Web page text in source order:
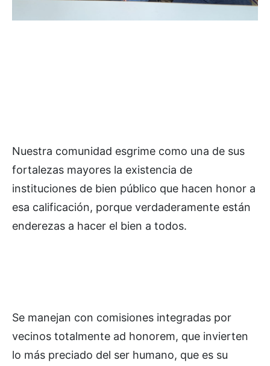
Nuestra comunidad esgrime como una de sus
fortalezas mayores la existencia de
instituciones de bien público que hacen honor a
esa calificación, porque verdaderamente están
enderezas a hacer el bien a todos.
Se manejan con comisiones integradas por
vecinos totalmente ad honorem, que invierten
lo más preciado del ser humano, que es su